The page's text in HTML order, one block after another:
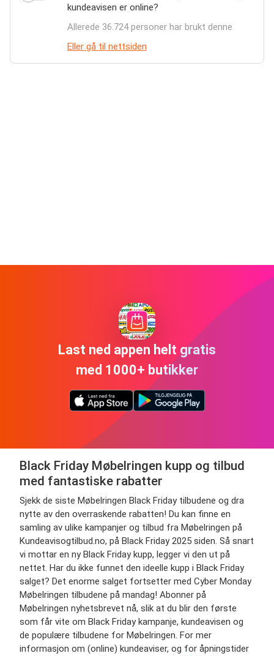
kundeavisen er online?
Allerede 36.724 personer har brukt denne
Eller gå til nettsiden
Last ned appen helt gratis
med 1000+ butikker
Black Friday Møbelringen kupp og tilbud
med fantastiske rabatter
Sjekk de siste Møbelringen Black Friday tilbudene og dra
nytte av den overraskende rabatten! Du kan finne en
samling av ulike kampanjer og tilbud fra Møbelringen på
Kundeavisogtilbud.no, på Black Friday 2025 siden. Så snart
vi mottar en ny Black Friday kupp, legger vi den ut på
nettet. Har du ikke funnet den ideelle kupp i Black Friday
salget? Det enorme salget fortsetter med Cyber Monday
Møbelringen tilbudene på mandag! Abonner på
Møbelringen nyhetsbrevet nå, slik at du blir den første
som får vite om Black Friday kampanje, kundeavisen og
de populære tilbudene for Møbelringen. For mer
informasjon om (online) kundeaviser, og for åpningstider